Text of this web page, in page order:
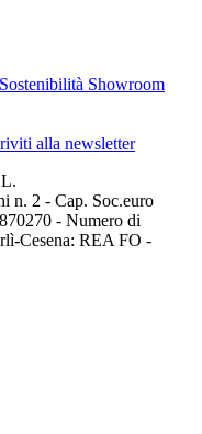
Sostenibilità Showroom
alla newsletter
n. 2 - Cap. Soc.euro
- Numero di
Cesena: REA FO -